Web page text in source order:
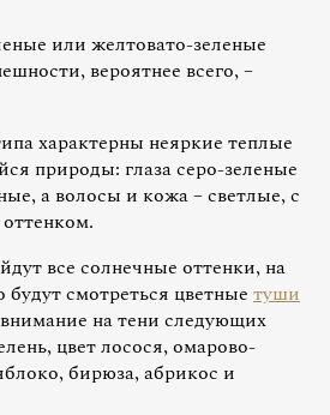
или желтовато-зеленые
вероятнее всего, –
характерны неяркие теплые
природы: глаза серо-зеленые
а волосы и кожа – светлые, с
все солнечные оттенки, на
смотреться цветные туши
на тени следующих
цвет лосося, омарово-
бирюза, абрикос и